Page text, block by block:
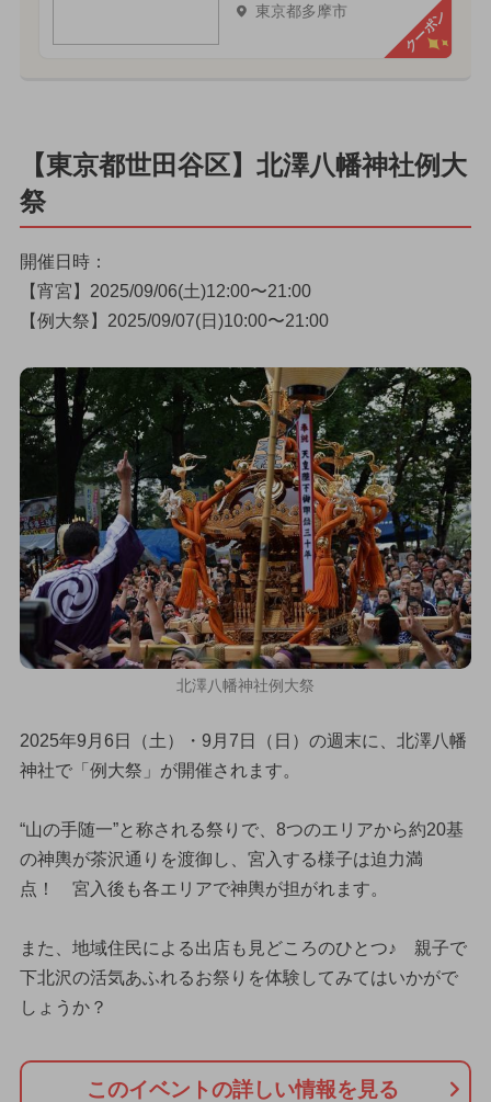
東京都多摩市 クーポン
【東京都世田谷区】北澤八幡神社例大
祭
開催日時：
【宵宮】2025/09/06(土)12:00〜21:00
【例大祭】2025/09/07(日)10:00〜21:00
北澤八幡神社例大祭
2025年9月6日（土）・9月7日（日）の週末に、北澤八幡
神社で「例大祭」が開催されます。
“山の手随一”と称される祭りで、8つのエリアから約20基
の神輿が茶沢通りを渡御し、宮入する様子は迫力満
点！ 宮入後も各エリアで神輿が担がれます。
また、地域住民による出店も見どころのひとつ♪ 親子で
下北沢の活気あふれるお祭りを体験してみてはいかがで
しょうか？
このイベントの詳しい情報を見る